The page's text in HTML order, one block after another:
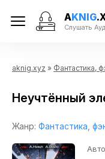
AKNIG
Слушать
aknig.xyz » Фантастика,
Неучтённый
Жанр: Фантастика,